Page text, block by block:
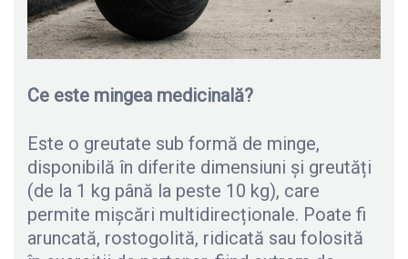
Ce este mingea medicinală?
Este o greutate sub formă de minge,
disponibilă în diferite dimensiuni și greutăți
(de la 1 kg până la peste 10 kg), care
permite mișcări multidirecționale. Poate fi
aruncată, rostogolită, ridicată sau folosită